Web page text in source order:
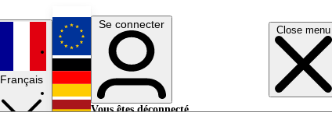
Close menu
Français
English
Deutsch
Se connecter
Vous êtes déconnecté.